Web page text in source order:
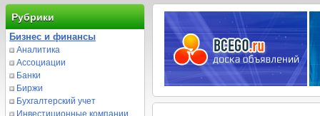
Рубрики
Бизнес и финансы
Аналитика
Ассоциации
Банки
Биржи
Бухгалтерский учет
Инвестиционные компании